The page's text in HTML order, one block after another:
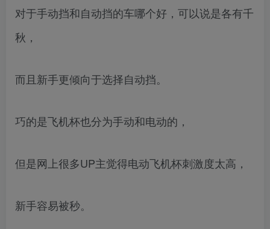
对于手动挡和自动挡的车哪个好，可以说是各有千
秋，
而且新手更倾向于选择自动挡。
巧的是飞机杯也分为手动和电动的，
但是网上很多UP主觉得电动飞机杯刺激度太高，
新手容易被秒。